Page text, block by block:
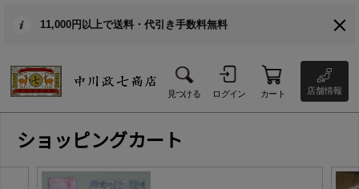
11,000円以上で送料・代引き手数料無料
見つける ログイン カート 店舗情報
ショッピングカート